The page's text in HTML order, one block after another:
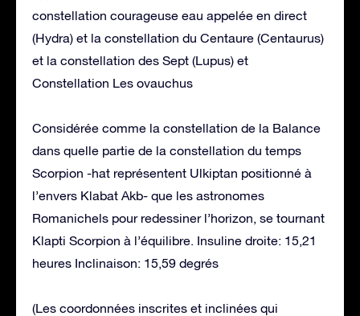
constellation courageuse eau appelée en direct
(Hydra) et la constellation du Centaure (Centaurus)
et la constellation des Sept (Lupus) et
Constellation Les ovauchus
Considérée comme la constellation de la Balance
dans quelle partie de la constellation du temps
Scorpion -hat représentent Ulkiptan positionné à
l’envers Klabat Akb- que les astronomes
Romanichels pour redessiner l’horizon, se tournant
Klapti Scorpion à l’équilibre. Insuline droite: 15,21
heures Inclinaison: 15,59 degrés
(Les coordonnées inscrites et inclinées qui